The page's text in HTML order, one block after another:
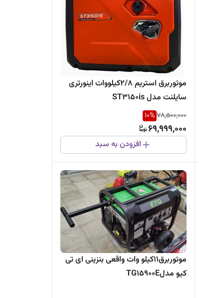
موتوربرق استریم 2/8کیلو‌وات اینورتری
سایلنت مدل ST3150is
78,500,000
10%
69,999,000
افزودن به سبد
موتوربرق11کیلو وات واقعی بنزینی ای تی
کیو مدلTG15900E